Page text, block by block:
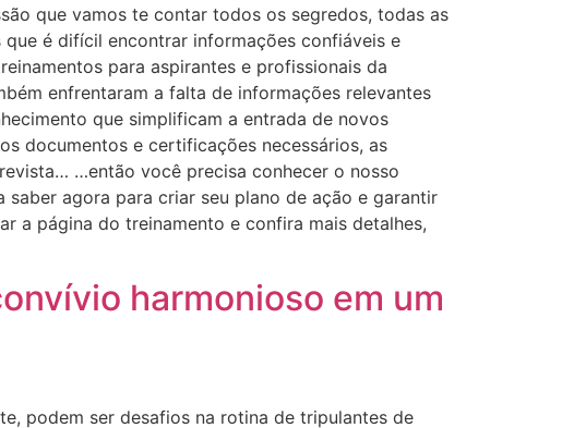
que vamos te contar todos os segredos, todas as
é difícil encontrar informações confiáveis e
para aspirantes e profissionais da
enfrentaram a falta de informações relevantes
que simplificam a entrada de novos
documentos e certificações necessários, as
…então você precisa conhecer o nosso
agora para criar seu plano de ação e garantir
a página do treinamento e confira mais detalhes,
harmonioso em um
podem ser desafios na rotina de tripulantes de